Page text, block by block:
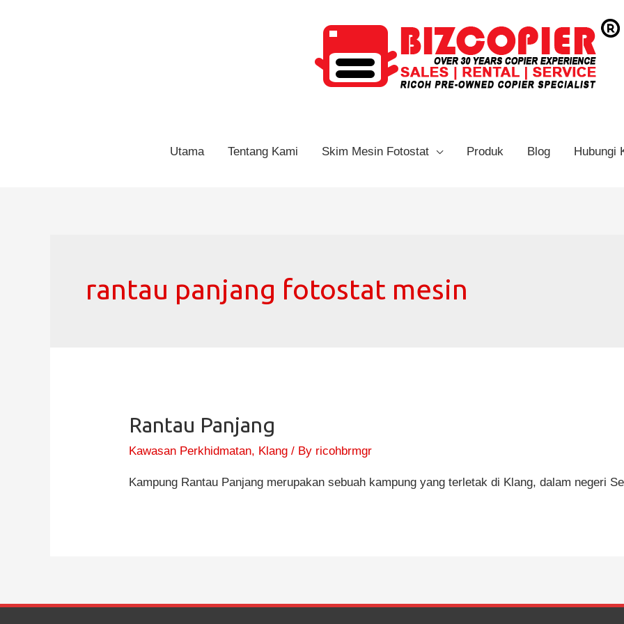
Utama Tentang Kami Skim Mesin Fotostat Produk Blog Hubungi
rantau panjang fotostat mesin
Rantau Panjang
Kawasan Perkhidmatan, Klang / By ricohbrmgr
Kampung Rantau Panjang merupakan sebuah kampung yang terletak di Klang, dalam negeri